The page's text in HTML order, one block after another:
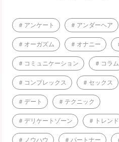
アンケート アンダーヘア
オーガズム オナニー
コミュニケーション コラム
コンプレックス セックス
デート テクニック
デリケートゾーン トレンド
ノウハウ パートナー